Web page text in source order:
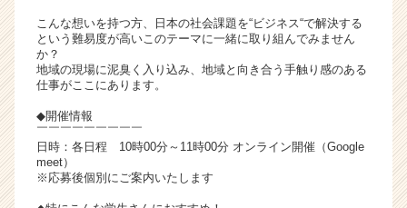
サ
イ
チ
リ
ア
こんな想いを持つ方、日本の社会課題を“ビジネス“で解決する
という難易度が高いこのテーマに一緒に取り組んでみません
か？
地域の現場に泥臭く入り込み、地域と向き合う手触り感のある
仕事がここにあります。
◆開催情報
￣￣￣￣￣￣￣￣￣
日時：各日程 10時00分～11時00分 オンライン開催（Google
meet）
※応募後個別にご案内いたします